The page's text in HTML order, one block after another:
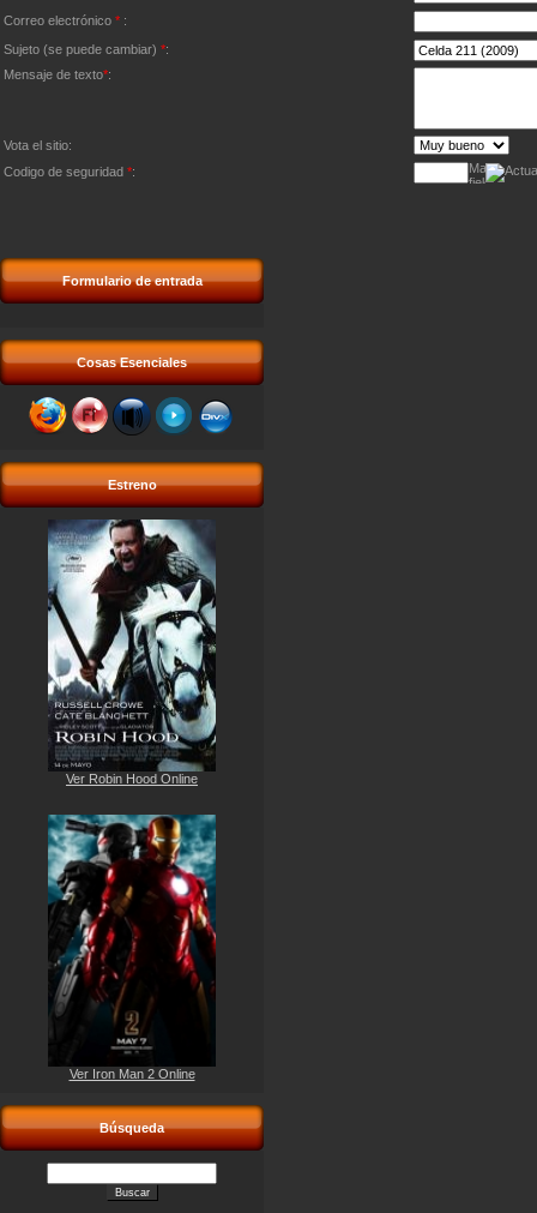
Correo electrónico * :
Sujeto (se puede cambiar) *:
Mensaje de texto*:
Vota el sitio:
Codigo de seguridad *:
Formulario de entrada
Cosas Esenciales
Estreno
Ver Robin Hood Online
Ver Iron Man 2 Online
Búsqueda